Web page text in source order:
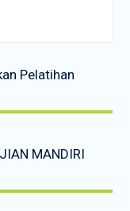
Pelatihan
MANDIRI